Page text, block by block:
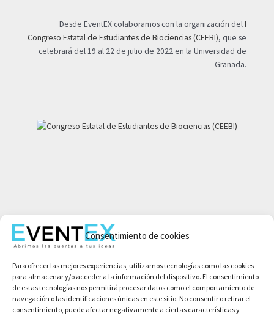
Consentimiento de cookies
Para ofrecer las mejores experiencias, utilizamos tecnologías como las cookies
para almacenar y/o acceder a la información del dispositivo. El consentimiento
de estas tecnologías nos permitirá procesar datos como el comportamiento de
navegación o las identificaciones únicas en este sitio. No consentir o retirar el
consentimiento, puede afectar negativamente a ciertas características y
Desde EventEX colaboramos con la organización delI
Congreso Estatal de Estudiantes de Biociencias (CEEBI), que se
celebrará del 19 al 22 de julio de 2022 en la Universidad de
Granada.
Aviso legal
Condiciones de compra
Política de cookies